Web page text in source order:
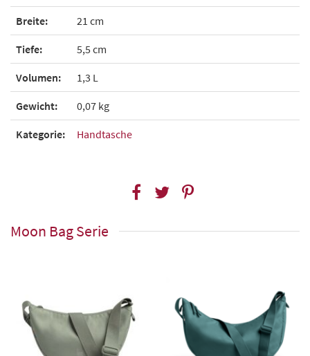
Breite: 21 cm
Tiefe: 5,5 cm
Volumen: 1,3 L
Gewicht: 0,07 kg
Kategorie: Handtasche
Moon Bag Serie